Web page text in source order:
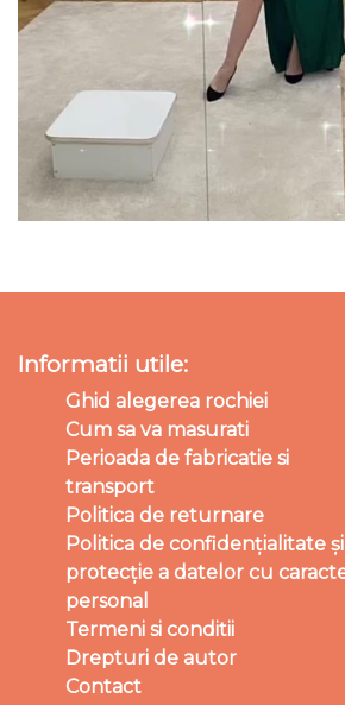
Informatii utile:
Ghid alegerea rochiei
Cum sa va masurati
Perioada de fabricatie si
transport
Politica de returnare
Politica de confidențialitate
protecție a datelor cu
personal
Termeni si conditii
Drepturi de autor
Contact